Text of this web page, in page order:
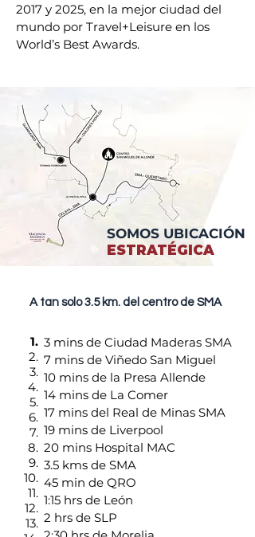
2017 y 2025, en la mejor ciudad del
mundo por Travel+Leisure en los
World’s Best Awards.
SOMOS UBICACIÓN
ESTRATÉGICA
A tan solo 3.5 km. del centro de SMA
1.
2.
3.
4.
5.
6.
7.
8.
9.
10.
11.
12.
13.
3 mins de Ciudad Maderas SMA
7 mins de Viñedo San Miguel
10 mins de la Presa Allende
14 mins de La Comer
17 mins del Real de Minas SMA
19 mins de Liverpool
20 mins Hospital MAC
3.5 kms de SMA
45 min de QRO
1:15 hrs de León
2 hrs de SLP